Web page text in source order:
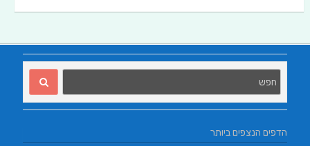
הדפים הנצפים ביותר